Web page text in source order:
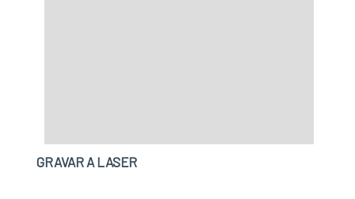
Equipamentos de última geração.Ainda
focando em máquina de gravação a laser em
GRAVAR A LASER